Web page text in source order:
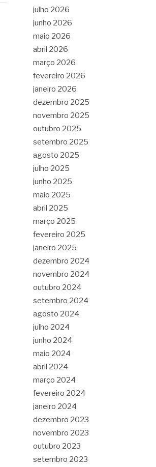
julho 2026
junho 2026
maio 2026
abril 2026
março 2026
fevereiro 2026
janeiro 2026
dezembro 2025
novembro 2025
outubro 2025
setembro 2025
agosto 2025
julho 2025
junho 2025
maio 2025
abril 2025
março 2025
fevereiro 2025
janeiro 2025
dezembro 2024
novembro 2024
outubro 2024
setembro 2024
agosto 2024
julho 2024
junho 2024
maio 2024
abril 2024
março 2024
fevereiro 2024
janeiro 2024
dezembro 2023
novembro 2023
outubro 2023
setembro 2023